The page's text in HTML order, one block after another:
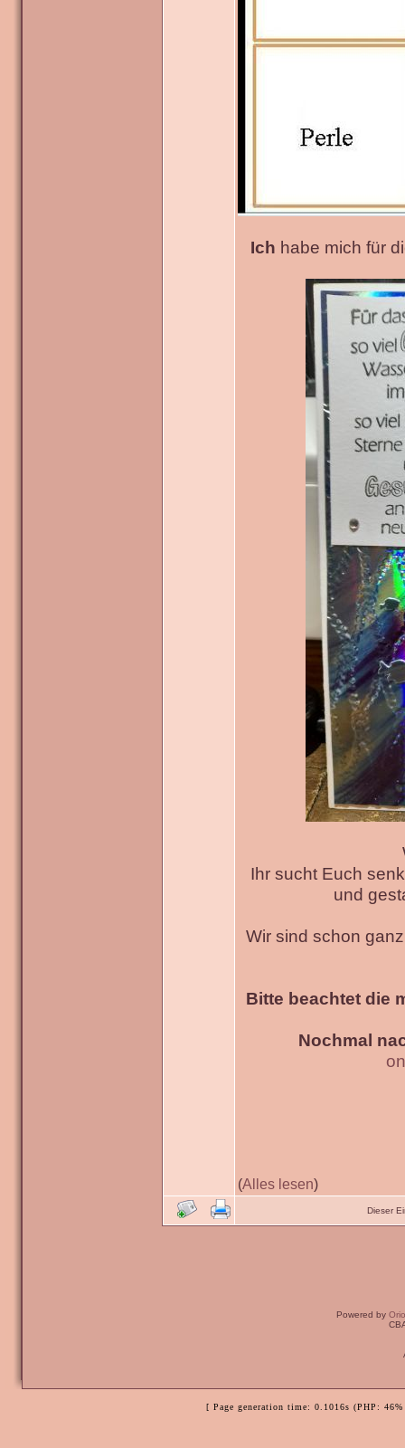
Ich habe mich für
Ihr sucht Euch
und
Wir sind schon
Bitte beachtet die
Nochmal
(Alles lesen)
Dieser
Powered by
[ Page generation time: 0.1016s (PHP: